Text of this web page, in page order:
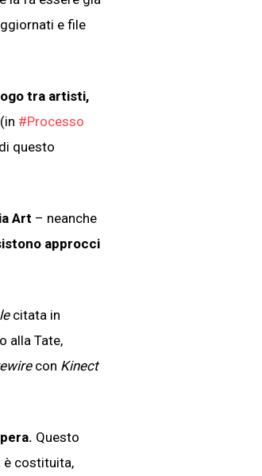
e file
tra artisti,
(in #Processo
questo
Art – neanche
approcci
citata in
alla Tate,
con Kinect
Questo
è costituita,